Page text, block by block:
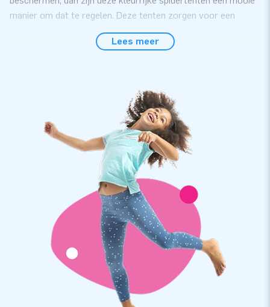
manier om dat te regelen. Deze tenten zorgen voor een
vrolijk onderkomen voor menig feestje. Ook zakelijk te
gebruiken, en uiteraard kun je er ook meerder tegelijk
7 standaard tenten, maar alles is mogelijk
We hebben liefst 7 verschillende spider tenten in
standaardformaten op voorraad, in de kleurstellingen wit-
blauw, zwart-blauw, zwart-geel, blauw-wit, grijs-oranje,
blauw-geel en rood-geel. Maar we kunnen iedere
kleurcombinatie en formaat leveren, desgewenst ook
voorzien van full-colour print.
Topkwaliteit met 5 jaar garantie
Uiteraard zijn de tenten in spinnen-vorm van JB kussens op
meerdere punten verstevigd en meervoudig gestikt. Ze zijn
gemaakt van sterk, hoge kwaliteit PVC en daardoor
duurzaam en eenvoudig schoon te houden. We bieden je op de
Lees meer